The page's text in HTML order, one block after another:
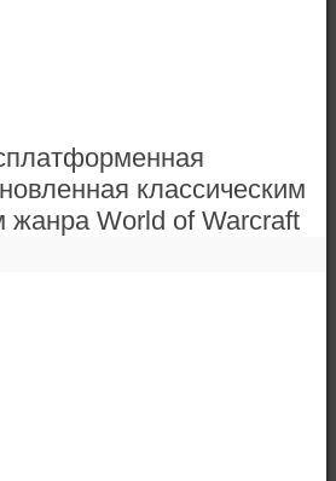
классическим
жанра World of Warcraft